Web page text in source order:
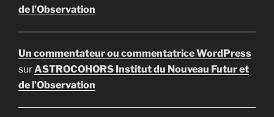
de l’Observation
Un commentateur ou commentatrice WordPress
surASTROCOHORS Institut du Nouveau Futur et
de l’Observation